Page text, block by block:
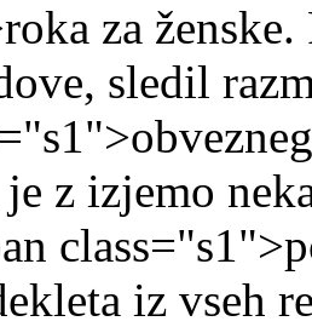
za
sledil
z izjemo
iz vseh